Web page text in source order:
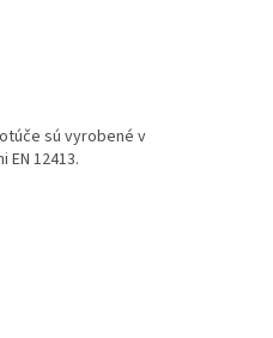
sú vyrobené v
12413.